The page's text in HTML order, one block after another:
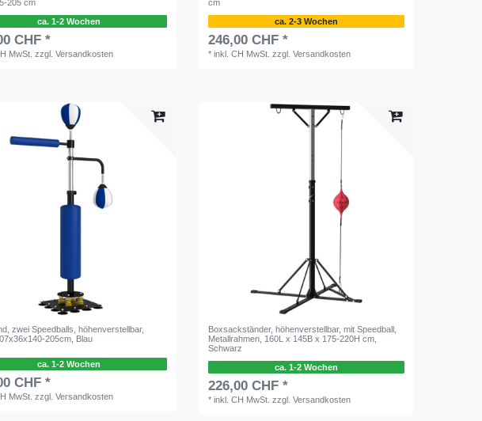
205 cm
ca. 1-2 Wochen
CHF *
MwSt. zzgl.Versandkosten
cm
ca. 2-3 Wochen
246,00 CHF *
*inkl. CH MwSt. zzgl.Versandkosten
zwei Speedballs, höhenverstellbar,
205cm, Blau
ca. 1-2 Wochen
CHF *
MwSt. zzgl.Versandkosten
Boxsackständer, höhenverstellbar, mit Speedball,
Metallrahmen, 160L x 145B x 175-220H cm,
Schwarz
ca. 1-2 Wochen
226,00 CHF *
*inkl. CH MwSt. zzgl.Versandkosten